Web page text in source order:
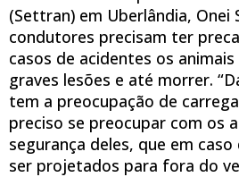
(Settran) em Uberlândia, Onei
condutores precisam ter
casos de acidentes os
graves lesões e até morrer.
tem a preocupação de
preciso se preocupar com os
segurança deles, que em
ser projetados para fora do